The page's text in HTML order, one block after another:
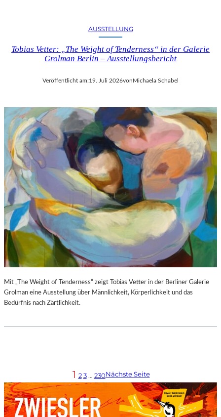
AUSSTELLUNG
Tobias Vetter: „The Weight of Tenderness“ in der Galerie
Grolman Berlin – Ausstellungsbericht
Veröffentlicht am:19. Juli 2026vonMichaela Schabel
Mit „The Weight of Tenderness“ zeigt Tobias Vetter in der Berliner Galerie
Grolman eine Ausstellung über Männlichkeit, Körperlichkeit und das
Bedürfnis nach Zärtlichkeit.
1 2 3 … 230Nächste Seite